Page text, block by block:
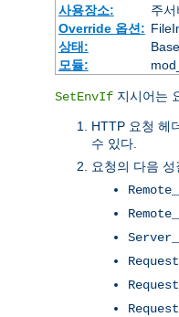
사용장소:
주
Override 옵션:
상태:
Base
모듈:
SetEnvIf 지시어는
HTTP 요청 헤
수 있다.
요청의 다음